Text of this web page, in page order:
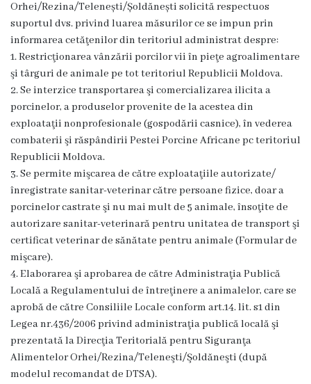
Aparatul
primăriei
Competențele
primarului
Dispozițiile
primarului
Plăți
salariale
încasate
Întreprinderi
subordonate
Grădinița
nr.1
Orhei/Rezina/Telenești/Șoldănești solicită respectuos
suportul dvs. privind luarea măsurilor ce se impun prin
informarea cetăţenilor din teritoriul administrat despre:
1. Restricţionarea vânzării porcilor vii în pieţe agroalimentare
şi târguri de animale pe tot teritoriul Republicii Moldova.
2. Se interzice transportarea şi comercializarea ilicita a
porcinelor, a produselor provenite de la acestea din
exploataţii nonprofesionale (gospodării casnice), în vederea
combaterii şi răspândirii Pestei Porcine Africane pc teritoriul
Republicii Moldova.
3. Se permite mişcarea de către exploataţiile autorizate/
înregistrate sanitar-veterinar către persoane fizice, doar a
porcinelor castrate şi nu mai mult de 5 animale, însoţite de
autorizare sanitar-veterinară pentru unitatea de transport şi
certificat veterinar de sănătate pentru animale (Formular de
mişcare).
4. Elaborarea şi aprobarea de către Administraţia Publică
Locală a Regulamentului de întreţinere a animalelor, care se
aprobă de către Consiliile Locale conform art.14. lit. s1 din
Legea nr.436/2006 privind administraţia publică locală şi
prezentată la Direcţia Teritorială pentru Siguranţa
Alimentelor Orhei/Rezina/Teleneşti/Şoldăneşti (după
modelul recomandat de DTSA).